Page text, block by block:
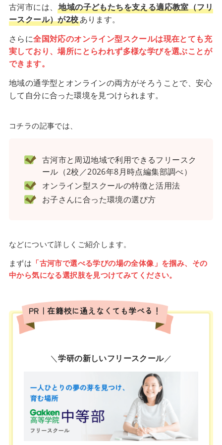
古河市には、地域の子どもたちを支える適応教室（フリ
ースクール）が2校あります。
さらに全国対応のオンライン型スクールは現在とても充
実しており、場所にとらわれず多様な学びを選ぶことが
できます。
地域の通学型とオンラインの両方がそろうことで、安心
して自分に合った環境を見つけられます。
コチラの記事では、
古河市と周辺地域で利用できるフリースク
ール（2校／2026年8月時点編集部調べ）
オンライン型スクールの特徴と活用法
お子さんに合った環境の選び方
などについて詳しくご紹介します。
まずは 「古河市で選べる学びの場の全体像」を掴み、その
中から気になる選択肢を見つけてみてください。
PR｜在籍校に通えなくても学べる！
＼学研の新しいフリースクール／